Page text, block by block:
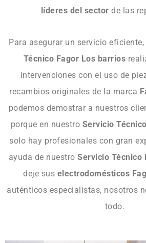
líderes del sector de las
Para asegurar un servicio
Técnico Fagor Los barrios
intervenciones con el uso de
recambios originales de la marca
podemos demostrar a nuestros
porque en nuestro Servicio Técnico
solo hay profesionales con gran
ayuda de nuestroServicio Técnico
deje sus electrodomésticos
auténticos especialistas, nosotros
todo.